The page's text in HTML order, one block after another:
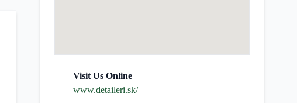
Visit Us Online
www.detaileri.sk/